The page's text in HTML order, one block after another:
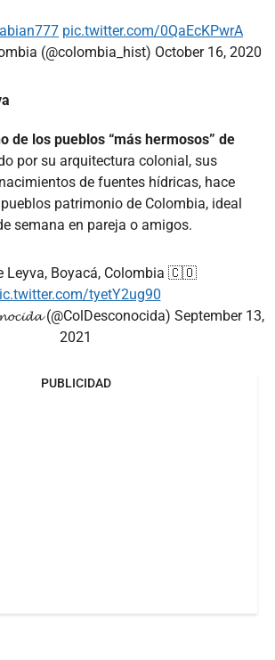
pic.twitter.com/0QaEcKPwrA
(@colombia_hist) October 16, 2020
de los pueblos “más hermosos” de
por su arquitectura colonial, sus
de fuentes hídricas, hace
patrimonio de Colombia, ideal
semana en pareja o amigos.
Leyva, Boyacá, Colombia 🇨🇴️
tyetY2ug90
(@ColDesconocida) September 13,
2021
PUBLICIDAD